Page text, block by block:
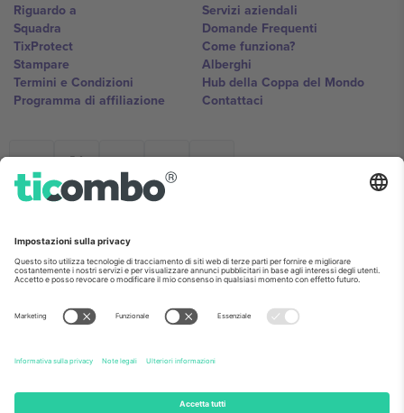
Riguardo a
Squadra
TixProtect
Stampare
Termini e Condizioni
Programma di affiliazione
Servizi aziendali
Domande Frequenti
Come funziona?
Alberghi
Hub della Coppa del Mondo
Contattaci
Ticombo Italia
Mimi Balkanska 132, 1540, Sofia,
base alla località, all'evento e/o al dominio. Per i dettagli controlla la
pagina specifica dell'evento, l'impronta e i termini.,